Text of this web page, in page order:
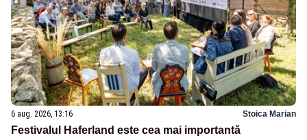
6 aug. 2026, 13:16 Stoica Marian
Festivalul Haferland este cea mai importantă